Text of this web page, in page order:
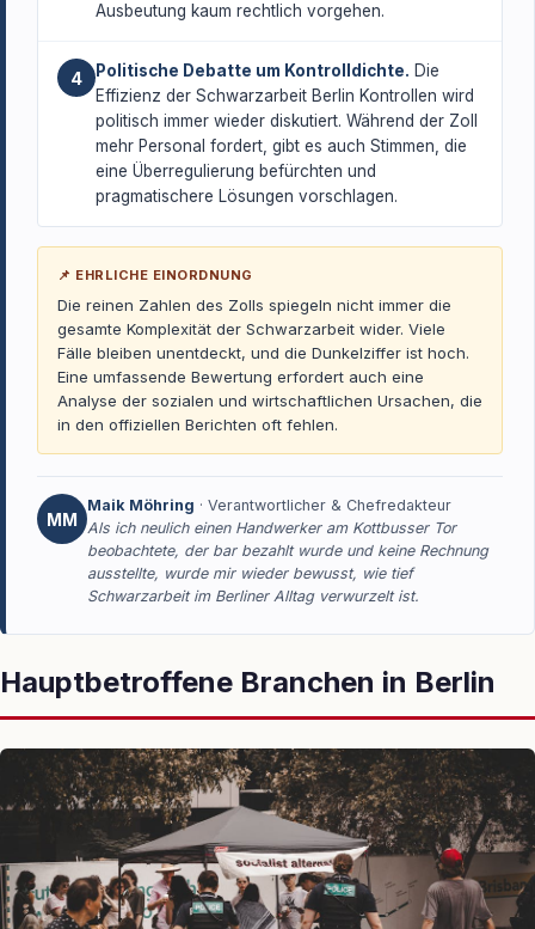
Ausbeutung kaum rechtlich vorgehen.
4 Politische Debatte um Kontrolldichte. Die
Effizienz der Schwarzarbeit Berlin Kontrollen wird
politisch immer wieder diskutiert. Während der Zoll
mehr Personal fordert, gibt es auch Stimmen, die
eine Überregulierung befürchten und
pragmatischere Lösungen vorschlagen.
📌 EHRLICHE EINORDNUNG
Die reinen Zahlen des Zolls spiegeln nicht immer die
gesamte Komplexität der Schwarzarbeit wider. Viele
Fälle bleiben unentdeckt, und die Dunkelziffer ist hoch.
Eine umfassende Bewertung erfordert auch eine
Analyse der sozialen und wirtschaftlichen Ursachen, die
in den offiziellen Berichten oft fehlen.
MM
Maik Möhring · Verantwortlicher & Chefredakteur
Als ich neulich einen Handwerker am Kottbusser Tor
beobachtete, der bar bezahlt wurde und keine Rechnung
ausstellte, wurde mir wieder bewusst, wie tief
Schwarzarbeit im Berliner Alltag verwurzelt ist.
Hauptbetroffene Branchen in Berlin